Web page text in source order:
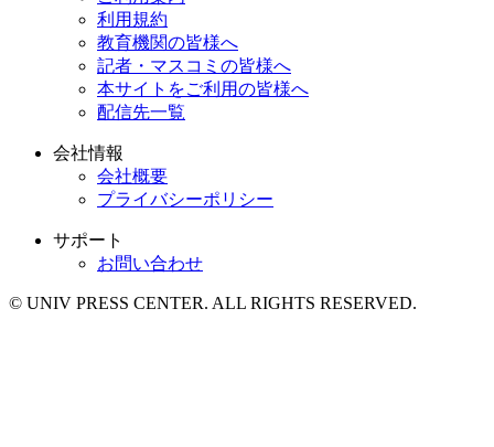
利用規約
教育機関の皆様へ
記者・マスコミの皆様へ
本サイトをご利用の皆様へ
配信先一覧
会社情報
会社概要
プライバシーポリシー
サポート
お問い合わせ
© UNIV PRESS CENTER. ALL RIGHTS RESERVED.